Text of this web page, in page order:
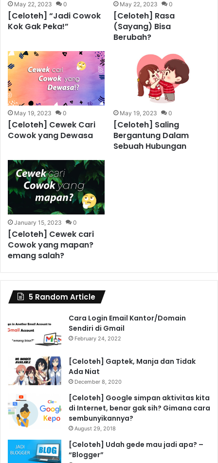
May 22, 2023 0
[Celoteh] “Jadi Cowok
Kok Gak Peka!”
May 22, 2023 0
[Celoteh] Rasa
(Sayang) Bisa
Berubah?
May 19, 2023 0
[Celoteh] Cewek Cari
Cowok yang Dewasa
May 19, 2023 0
[Celoteh] Saling
Bergantung Dalam
Sebuah Hubungan
January 15, 2023 0
[Celoteh] Cewek cari
Cowok yang mapan?
emang salah?
5 Random Article
Cara Login Email Kantor/Domain
Sendiri di Gmail
February 24, 2022
[Celoteh] Gaptek, Manja dan Tidak
Ada Niat
December 8, 2020
[Celoteh] Google simpan aktivitas kita
di Internet, benar gak sih? Gimana cara
sembunyikannya?
August 29, 2018
[Celoteh] Udah gede mau jadi apa? –
“Blogger”